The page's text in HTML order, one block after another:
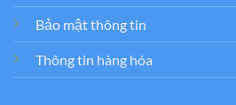
Bảo mật thông tin
Thông tin hàng hóa